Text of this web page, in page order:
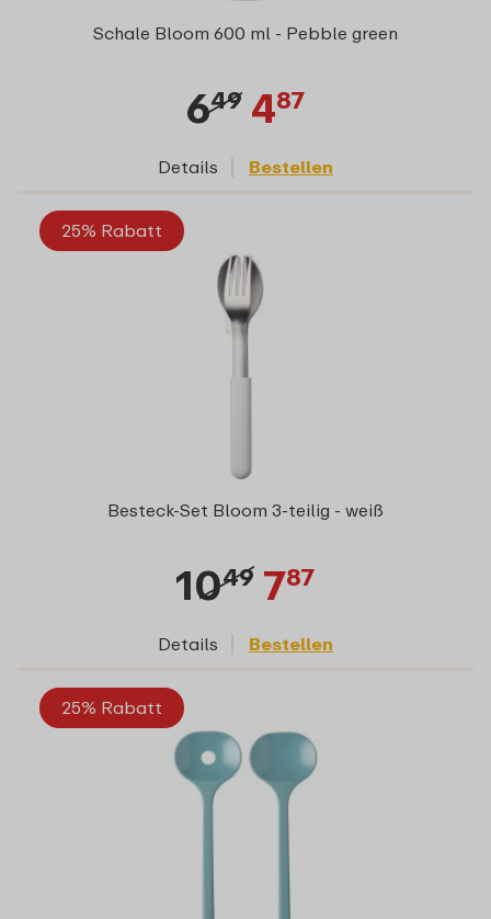
Schale Bloom 600 ml - Pebble green
649 487
Details Bestellen
25% Rabatt
Besteck-Set Bloom 3-teilig - weiß
1049 787
Details Bestellen
25% Rabatt